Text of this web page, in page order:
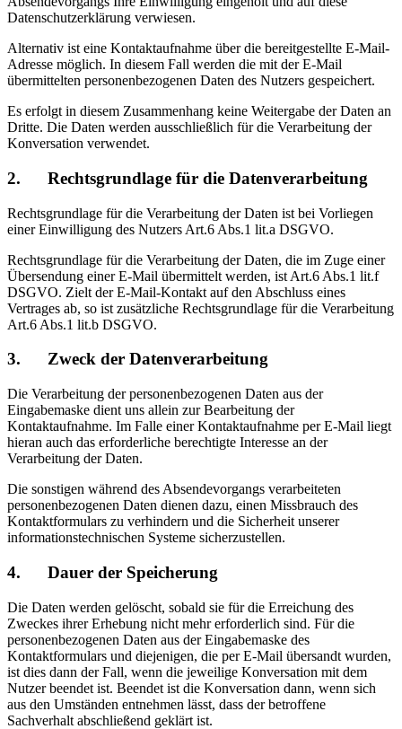
Datenschutzerklärung verwiesen.
Alternativ ist eine Kontaktaufnahme über die bereitgestellte E-Mail-
Adresse möglich. In diesem Fall werden die mit der E-Mail
übermittelten personenbezogenen Daten des Nutzers gespeichert.
Es erfolgt in diesem Zusammenhang keine Weitergabe der Daten an
Dritte. Die Daten werden ausschließlich für die Verarbeitung der
Konversation verwendet.
2. Rechtsgrundlage für die Datenverarbeitung
Rechtsgrundlage für die Verarbeitung der Daten ist bei Vorliegen
einer Einwilligung des Nutzers Art.6 Abs.1 lit.a DSGVO.
Rechtsgrundlage für die Verarbeitung der Daten, die im Zuge einer
Übersendung einer E-Mail übermittelt werden, ist Art.6 Abs.1 lit.f
DSGVO. Zielt der E-Mail-Kontakt auf den Abschluss eines
Vertrages ab, so ist zusätzliche Rechtsgrundlage für die Verarbeitung
Art.6 Abs.1 lit.b DSGVO.
3. Zweck der Datenverarbeitung
Die Verarbeitung der personenbezogenen Daten aus der
Eingabemaske dient uns allein zur Bearbeitung der
Kontaktaufnahme. Im Falle einer Kontaktaufnahme per E-Mail liegt
hieran auch das erforderliche berechtigte Interesse an der
Verarbeitung der Daten.
Die sonstigen während des Absendevorgangs verarbeiteten
personenbezogenen Daten dienen dazu, einen Missbrauch des
Kontaktformulars zu verhindern und die Sicherheit unserer
informationstechnischen Systeme sicherzustellen.
4. Dauer der Speicherung
Die Daten werden gelöscht, sobald sie für die Erreichung des
Zweckes ihrer Erhebung nicht mehr erforderlich sind. Für die
personenbezogenen Daten aus der Eingabemaske des
Kontaktformulars und diejenigen, die per E-Mail übersandt wurden,
ist dies dann der Fall, wenn die jeweilige Konversation mit dem
Nutzer beendet ist. Beendet ist die Konversation dann, wenn sich
aus den Umständen entnehmen lässt, dass der betroffene
Sachverhalt abschließend geklärt ist.